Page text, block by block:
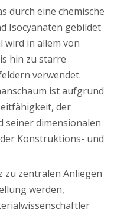
durch eine chemische
Isocyanaten gebildet
wird in allem von
hin zu starre
verwendet.
ist aufgrund
der
seiner dimensionalen
Konstruktions- und
zu zentralen Anliegen
werden,